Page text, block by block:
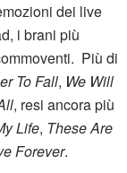
dei live
i brani più
Più di
To Fall, We Will
, resi ancora più
Life, These Are
Forever.